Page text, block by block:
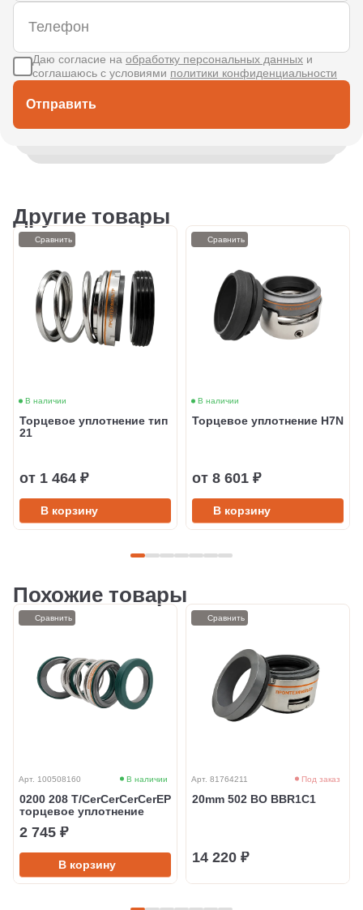
Отправить
Даю согласие на обработку персональных данных и
соглашаюсь с условиями политики конфиденциальности
Другие товары
В наличии
Торцевое уплотнение тип
21
от 1 464 ₽
В корзину
Сравнить
В наличии
Торцевое уплотнение H7N
от 8 601 ₽
В корзину
Сравнить
Похожие товары
Арт. 100508160 В наличии
0200 208 T/CerCerCerCerEP
торцевое уплотнение
2 745 ₽
В корзину
Сравнить
Арт. 81764211 Под заказ
20mm 502 BO BBR1C1
14 220 ₽
Сравнить